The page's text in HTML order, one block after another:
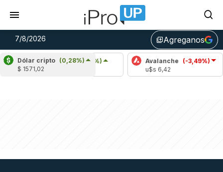
7/8/2026 library_addAgreganos
Dólar cripto (0,28%)
$ 1571,02
Cardano (4,67%)
u$s 0,20
Avalanche (-3,49%)